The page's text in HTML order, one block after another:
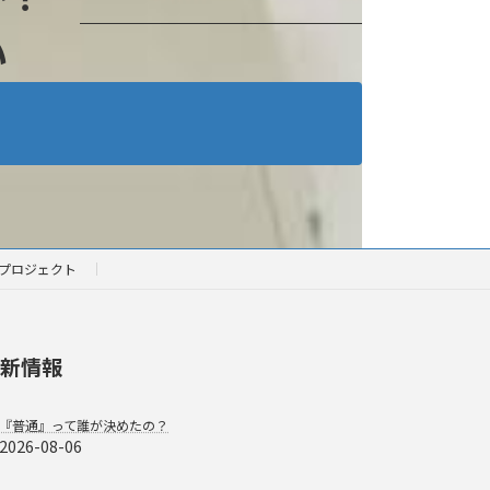
ロジェクト
情報
『普通』って誰が決めたの？
2026-08-06